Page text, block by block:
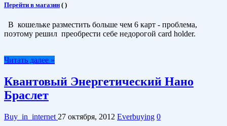
Перейти в магазин ( )
В кошельке разместить больше чем 6 карт - проблема,
поэтому решил преобрести себе недорогой card holder.
Читать далее »
Квантовый Энергетический Нано
Браслет
Buy_in_internet 27 октября, 2012 Everbuying 0